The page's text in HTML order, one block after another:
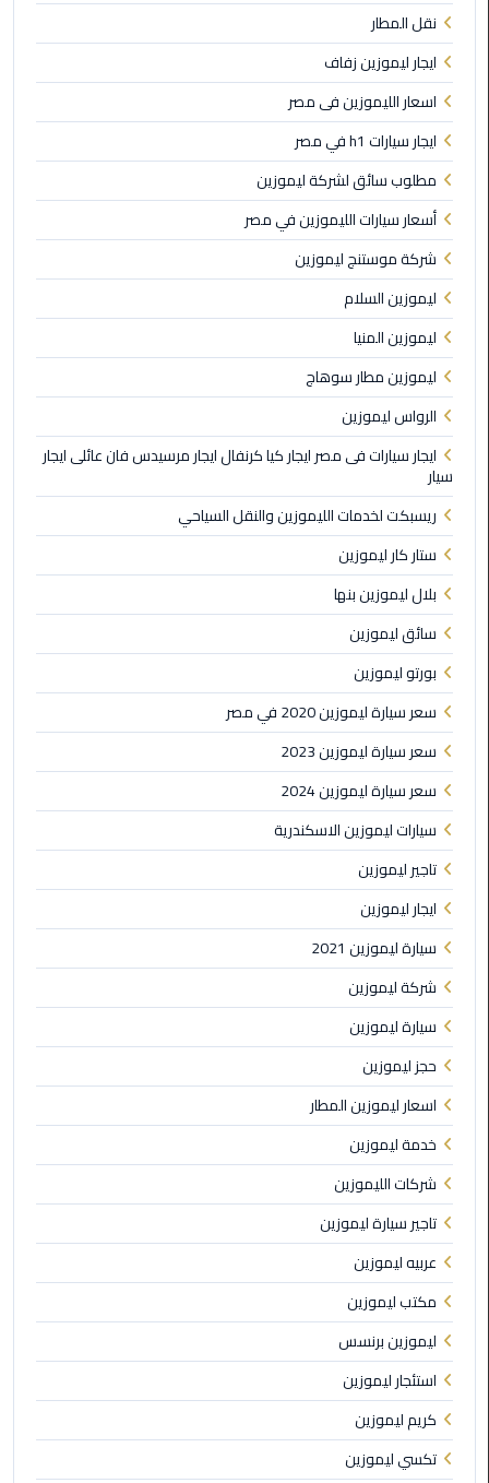
ليموزين
مطار
شرم
الشيخ
ليموزين
مطار
القاهرة
الخط
الساخن
ليموزين
مطار
العاصمة
الادارية
ليموزين
مطار
القاهرة
الي
اسكندرية
تاكسي
العاصمة
ليموزين
مطار
برج
العرب
الدولي
تاكسي
لندن
ليموزين
مطار
برج
العرب
الي
مرسي
مطروح
تاكسي
اسكندريه
ليموزين
مطار
برج
العرب
والإسكندرية
ليموزين
دمياط
ليموزين
من
نقل المطار
ايجار ليموزين زفاف
اسعار الليموزين فى مصر
ايجار سيارات h1 في مصر
مطلوب سائق لشركة ليموزين
أسعار سيارات الليموزين في مصر
شركة موستنج ليموزين
ليموزين السلام
ليموزين المنيا
ليموزين مطار سوهاج
الرواس ليموزين
ايجار سيارات فى مصر ايجار كيا كرنفال ايجار مرسيدس فان عائلى ايجار
سيار
ريسبكت لخدمات الليموزين والنقل السياحي
ستار كار ليموزين
بلال ليموزين بنها
سائق ليموزين
بورتو ليموزين
سعر سيارة ليموزين 2020 في مصر
سعر سيارة ليموزين 2023
سعر سيارة ليموزين 2024
سيارات ليموزين الاسكندرية
تاجير ليموزين
ايجار ليموزين
سيارة ليموزين 2021
شركة ليموزين
سيارة ليموزين
حجز ليموزين
اسعار ليموزين المطار
خدمة ليموزين
شركات الليموزين
تاجير سيارة ليموزين
عربيه ليموزين
مكتب ليموزين
ليموزين برنسس
استئجار ليموزين
كريم ليموزين
تكسي ليموزين